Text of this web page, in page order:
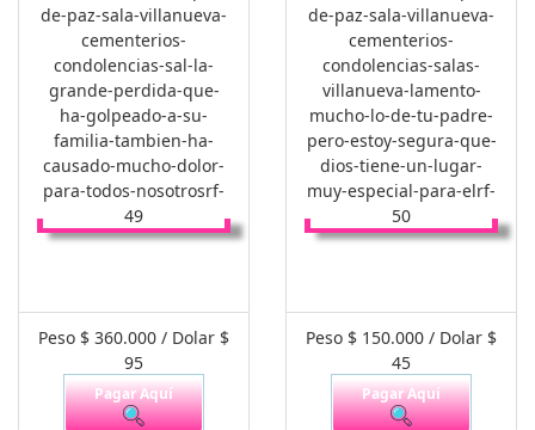
Peso $ 360.000 / Dolar $
95
Pagar Aquí
Peso $ 150.000 / Dolar $
45
Pagar Aquí